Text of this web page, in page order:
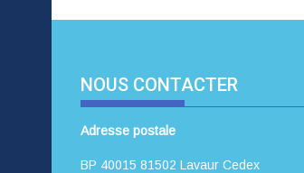
NOUS CONTACTER
Adresse postale
BP 40015 81502 Lavaur Cedex